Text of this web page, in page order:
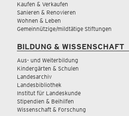
Kaufen & Verkaufen
Sanieren & Renovieren
Wohnen & Leben
Gemeinnützige/mildtätige Stiftungen
BILDUNG & WISSENSCHAFT
Aus- und Weiterbildung
Kindergärten & Schulen
Landesarchiv
Landesbibliothek
Institut für Landeskunde
Stipendien & Beihilfen
Wissenschaft & Forschung